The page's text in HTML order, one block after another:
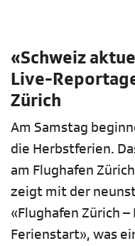
«Schweiz
Live-
Zürich
Am Samstag
die Herbstferien.
am Flughafen
zeigt mit der
«Flughafen Zürich
Ferienstart», was